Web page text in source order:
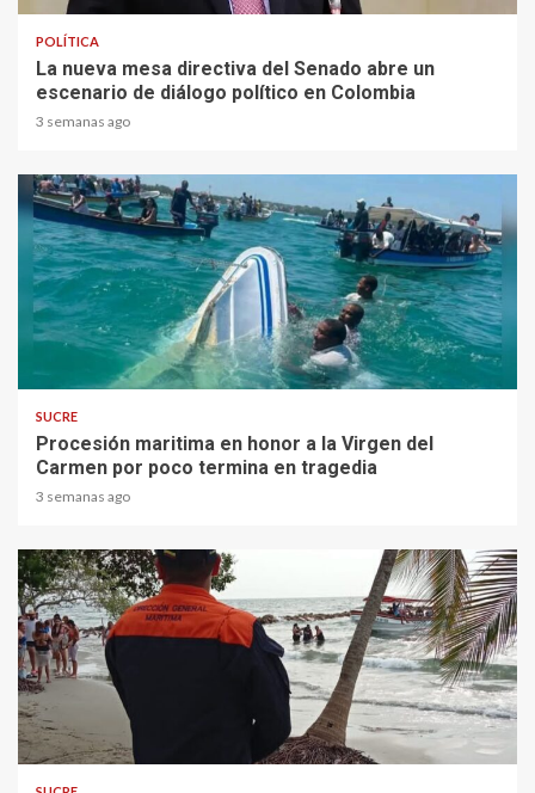
POLÍTICA
La nueva mesa directiva del Senado abre un
escenario de diálogo político en Colombia
3 semanas ago
SUCRE
Procesión maritima en honor a la Virgen del
Carmen por poco termina en tragedia
3 semanas ago
2 min read